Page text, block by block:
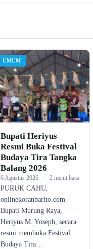
UMUM
Bupati Heriyus
Resmi Buka Festival
Budaya Tira Tangka
Balang 2026
6 Agustus 2026 · 2 menit baca
PURUK CAHU,
onlinekoranbarito.com –
Bupati Murung Raya,
Heriyus M. Yoseph, secara
resmi membuka Festival
Budaya Tira…